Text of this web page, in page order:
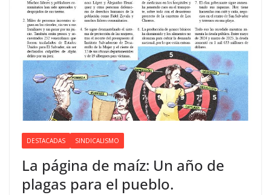
DESTACADAS SINDICALISMO
La página de maíz: Un año de
plagas para el pueblo.